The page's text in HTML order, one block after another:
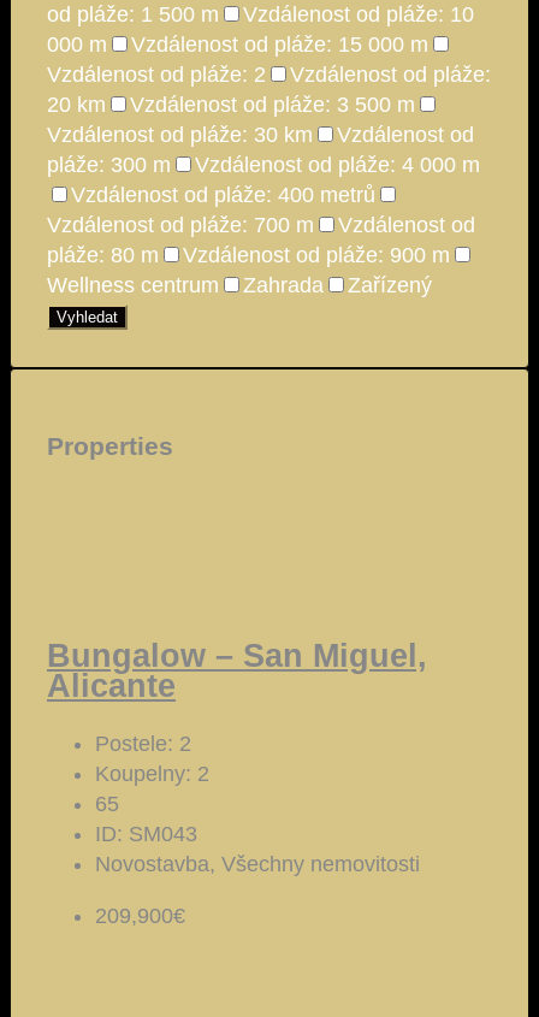
od pláže: 1 500 m
Vzdálenost od pláže: 10
000 m
Vzdálenost od pláže: 15 000 m
Vzdálenost od pláže: 2
Vzdálenost od pláže:
20 km
Vzdálenost od pláže: 3 500 m
Vzdálenost od pláže: 30 km
Vzdálenost od
pláže: 300 m
Vzdálenost od pláže: 4 000 m
Vzdálenost od pláže: 400 metrů
Vzdálenost od pláže: 700 m
Vzdálenost od
pláže: 80 m
Vzdálenost od pláže: 900 m
Wellness centrum
Zahrada Zařízený
Vyhledat
Properties
Bungalow – San Miguel,
Alicante
Postele: 2
Koupelny: 2
65
ID: SM043
Novostavba, Všechny nemovitosti
209,900€